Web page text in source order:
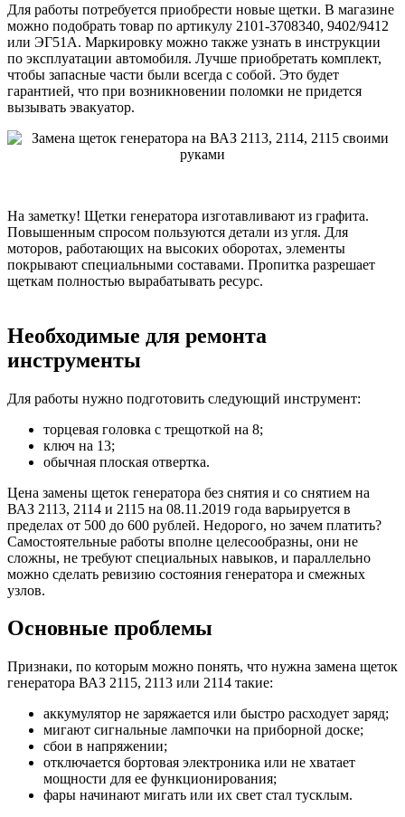
Для работы потребуется приобрести новые щетки. В магазине
можно подобрать товар по артикулу 2101-3708340, 9402/9412
или ЭГ51А. Маркировку можно также узнать в инструкции
по эксплуатации автомобиля. Лучше приобретать комплект,
чтобы запасные части были всегда с собой. Это будет
гарантией, что при возникновении поломки не придется
вызывать эвакуатор.
На заметку! Щетки генератора изготавливают из графита.
Повышенным спросом пользуются детали из угля. Для
моторов, работающих на высоких оборотах, элементы
покрывают специальными составами. Пропитка разрешает
щеткам полностью вырабатывать ресурс.
Необходимые для ремонта
инструменты
Для работы нужно подготовить следующий инструмент:
торцевая головка с трещоткой на 8;
ключ на 13;
обычная плоская отвертка.
Цена замены щеток генератора без снятия и со снятием на
ВАЗ 2113, 2114 и 2115 на 08.11.2019 года варьируется в
пределах от 500 до 600 рублей. Недорого, но зачем платить?
Самостоятельные работы вполне целесообразны, они не
сложны, не требуют специальных навыков, и параллельно
можно сделать ревизию состояния генератора и смежных
узлов.
Основные проблемы
Признаки, по которым можно понять, что нужна замена щеток
генератора ВАЗ 2115, 2113 или 2114 такие:
аккумулятор не заряжается или быстро расходует заряд;
мигают сигнальные лампочки на приборной доске;
сбои в напряжении;
отключается бортовая электроника или не хватает
мощности для ее функционирования;
фары начинают мигать или их свет стал тусклым.